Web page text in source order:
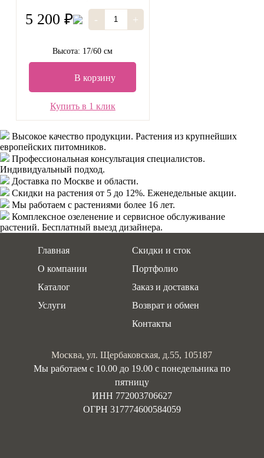
5 200 ₽ - +
Высота: 17/60 см
В корзину
Купить в 1 клик
Высокое качество продукции. Растения из крупнейших
европейских питомников.
Профессиональная консультация специалистов.
Индивидуальный подход.
Доставка по Москве и области.
Скидки на растения от 5 до 12%. Еженедельные акции.
Мы работаем с растениями более 16 лет.
Комплексное озеленение и сервисное обслуживание
растений. Бесплатный выезд дизайнера.
Главная
О компании
Каталог
Услуги
Скидки и сток
Портфолио
Заказ и доставка
Возврат и обмен
Контакты
Москва, ул. Щербаковская, д.55, 105187
Мы работаем с 10.00 до 19.00 c понедельника по
пятницу
ИНН 772003706627
ОГРН 317774600584059